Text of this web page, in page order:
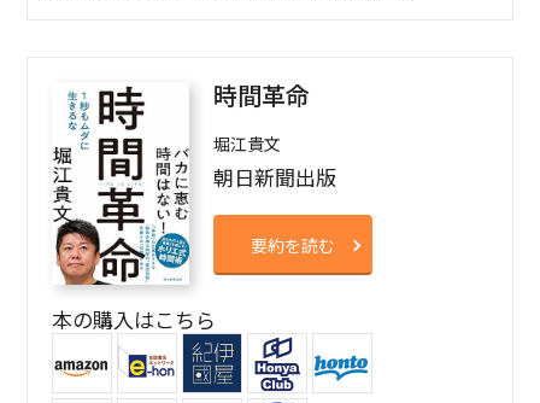
時間革命
堀江貴文
朝日新聞出版
要約を読む
本の購入はこちら